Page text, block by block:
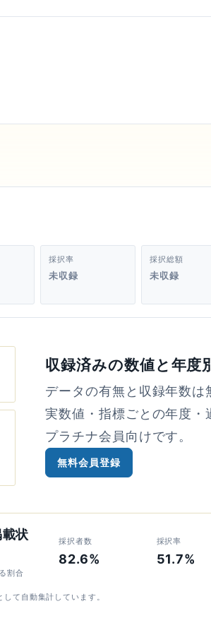
採択率
未収録
採択総額
未収録
収録済みの数値と年度
データの有無と収録年数は
実数値・指標ごとの年度・
プラチナ会員向けです。
無料会員登録
状
割合
採択者数
82.6%
採択率
51.7%
て自動集計しています。